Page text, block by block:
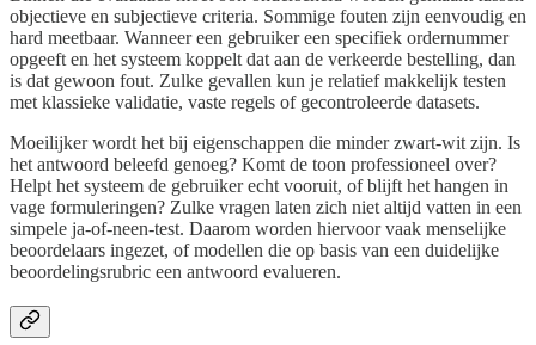
objectieve en subjectieve criteria. Sommige fouten zijn eenvoudig en
hard meetbaar. Wanneer een gebruiker een specifiek ordernummer
opgeeft en het systeem koppelt dat aan de verkeerde bestelling, dan
is dat gewoon fout. Zulke gevallen kun je relatief makkelijk testen
met klassieke validatie, vaste regels of gecontroleerde datasets.
Moeilijker wordt het bij eigenschappen die minder zwart-wit zijn. Is
het antwoord beleefd genoeg? Komt de toon professioneel over?
Helpt het systeem de gebruiker echt vooruit, of blijft het hangen in
vage formuleringen? Zulke vragen laten zich niet altijd vatten in een
simpele ja-of-neen-test. Daarom worden hiervoor vaak menselijke
beoordelaars ingezet, of modellen die op basis van een duidelijke
beoordelingsrubric een antwoord evalueren.